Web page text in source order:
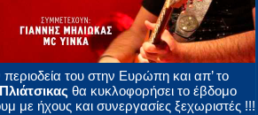
του στην Ευρώπη και απ’ το
θα κυκλοφορήσει το έβδομο
με ήχους και συνεργασίες ξεχωριστές !!!